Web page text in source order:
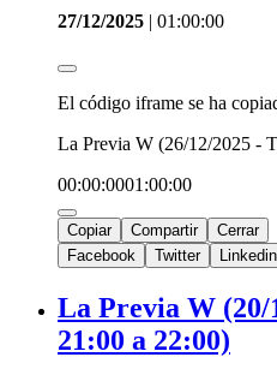
27/12/2025 | 01:00:00
El código iframe se ha
La Previa W (26/12/2025 -
00:00:0001:00:00
Copiar Compartir
Cerrar
Facebook
Twitter Linkedin
La Previa W (20/
21:00 a 22:00)